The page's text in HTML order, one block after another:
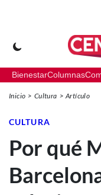
BienestarColumnas
Inicio Cultura Artículo
CULTURA
Por qué